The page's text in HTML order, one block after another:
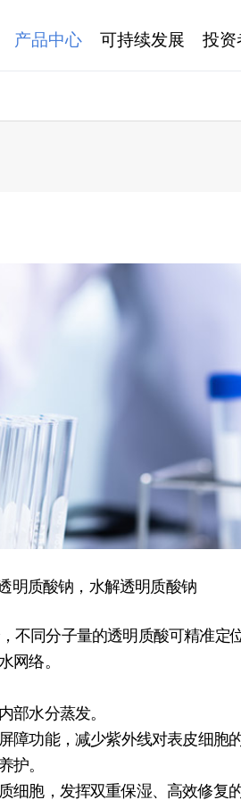
产品中心 可持续发展 投资
明质酸钠，水解透明质酸钠
不同分子量的透明质酸可精准定
网络。
水分蒸发。
功能，减少紫外线对表皮细胞的
。
胞，发挥双重保湿、高效修复的